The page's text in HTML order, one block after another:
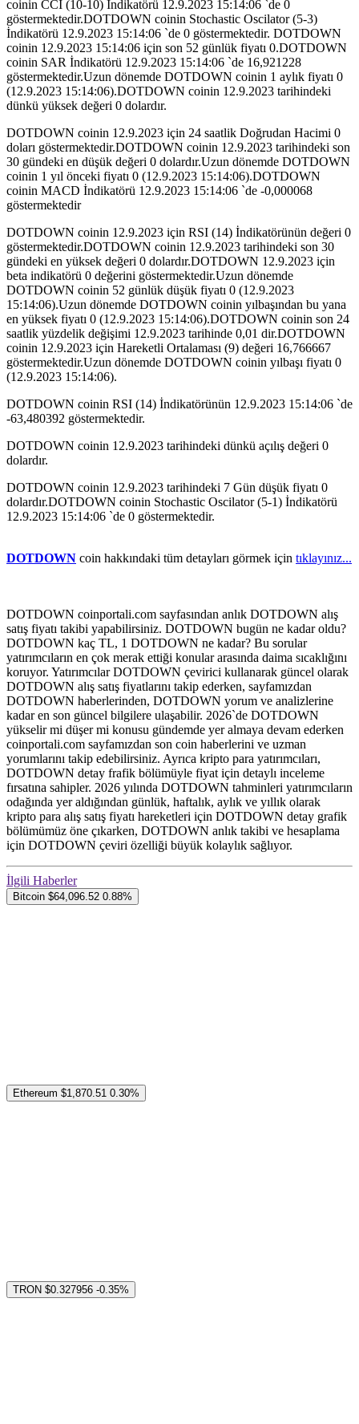
coinin CCI (10-10) İndikatörü 12.9.2023 15:14:06 `de 0
göstermektedir.DOTDOWN coinin Stochastic Oscilator (5-3)
İndikatörü 12.9.2023 15:14:06 `de 0 göstermektedir. DOTDOWN
coinin 12.9.2023 15:14:06 için son 52 günlük fiyatı 0.DOTDOWN
coinin SAR İndikatörü 12.9.2023 15:14:06 `de 16,921228
göstermektedir.Uzun dönemde DOTDOWN coinin 1 aylık fiyatı 0
(12.9.2023 15:14:06).DOTDOWN coinin 12.9.2023 tarihindeki
dünkü yüksek değeri 0 dolardır.
DOTDOWN coinin 12.9.2023 için 24 saatlik Doğrudan Hacimi 0
doları göstermektedir.DOTDOWN coinin 12.9.2023 tarihindeki son
30 gündeki en düşük değeri 0 dolardır.Uzun dönemde DOTDOWN
coinin 1 yıl önceki fiyatı 0 (12.9.2023 15:14:06).DOTDOWN
coinin MACD İndikatörü 12.9.2023 15:14:06 `de -0,000068
göstermektedir
DOTDOWN coinin 12.9.2023 için RSI (14) İndikatörünün değeri 0
göstermektedir.DOTDOWN coinin 12.9.2023 tarihindeki son 30
gündeki en yüksek değeri 0 dolardır.DOTDOWN 12.9.2023 için
beta indikatörü 0 değerini göstermektedir.Uzun dönemde
DOTDOWN coinin 52 günlük düşük fiyatı 0 (12.9.2023
15:14:06).Uzun dönemde DOTDOWN coinin yılbaşından bu yana
en yüksek fiyatı 0 (12.9.2023 15:14:06).DOTDOWN coinin son 24
saatlik yüzdelik değişimi 12.9.2023 tarihinde 0,01 dir.DOTDOWN
coinin 12.9.2023 için Hareketli Ortalaması (9) değeri 16,766667
göstermektedir.Uzun dönemde DOTDOWN coinin yılbaşı fiyatı 0
(12.9.2023 15:14:06).
DOTDOWN coinin RSI (14) İndikatörünün 12.9.2023 15:14:06 `de
-63,480392 göstermektedir.
DOTDOWN coinin 12.9.2023 tarihindeki dünkü açılış değeri 0
dolardır.
DOTDOWN coinin 12.9.2023 tarihindeki 7 Gün düşük fiyatı 0
dolardır.DOTDOWN coinin Stochastic Oscilator (5-1) İndikatörü
12.9.2023 15:14:06 `de 0 göstermektedir.
DOTDOWN coin hakkındaki tüm detayları görmek için tıklayınız...
DOTDOWN coinportali.com sayfasından anlık DOTDOWN alış
satış fiyatı takibi yapabilirsiniz. DOTDOWN bugün ne kadar oldu?
DOTDOWN kaç TL, 1 DOTDOWN ne kadar? Bu sorular
yatırımcıların en çok merak ettiği konular arasında daima sıcaklığını
koruyor. Yatırımcılar DOTDOWN çevirici kullanarak güncel olarak
DOTDOWN alış satış fiyatlarını takip ederken, sayfamızdan
DOTDOWN haberlerinden, DOTDOWN yorum ve analizlerine
kadar en son güncel bilgilere ulaşabilir. 2026`de DOTDOWN
yükselir mi düşer mi konusu gündemde yer almaya devam ederken
coinportali.com sayfamızdan son coin haberlerini ve uzman
yorumlarını takip edebilirsiniz. Ayrıca kripto para yatırımcıları,
DOTDOWN detay frafik bölümüyle fiyat için detaylı inceleme
fırsatına sahipler. 2026 yılında DOTDOWN tahminleri yatırımcıların
odağında yer aldığından günlük, haftalık, aylık ve yıllık olarak
kripto para alış satış fiyatı hareketleri için DOTDOWN detay grafik
bölümümüz öne çıkarken, DOTDOWN anlık takibi ve hesaplama
için DOTDOWN çeviri özelliği büyük kolaylık sağlıyor.
İlgili Haberler
Bitcoin $64,096.52 0.88%
Ethereum $1,870.51 0.30%
TRON $0.327956 -0.35%